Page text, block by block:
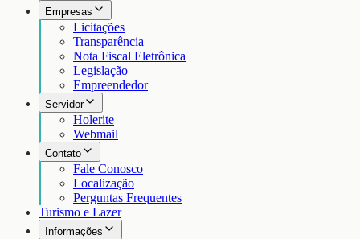
Empresas
Licitações
Transparência
Nota Fiscal Eletrônica
Legislação
Empreendedor
Servidor
Holerite
Webmail
Contato
Fale Conosco
Localização
Perguntas Frequentes
Turismo e Lazer
Informações